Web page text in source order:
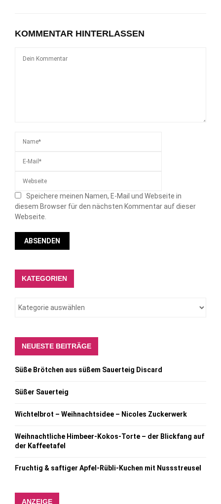
KOMMENTAR HINTERLASSEN
Speichere meinen Namen, E-Mail und Webseite in
diesem Browser für den nächsten Kommentar auf dieser
Webseite.
KATEGORIEN
NEUESTE BEITRÄGE
Süße Brötchen aus süßem Sauerteig Discard
Süßer Sauerteig
Wichtelbrot – Weihnachtsidee – Nicoles Zuckerwerk
Weihnachtliche Himbeer-Kokos-Torte – der Blickfang auf
der Kaffeetafel
Fruchtig & saftiger Apfel-Rübli-Kuchen mit Nussstreusel
ANZEIGE